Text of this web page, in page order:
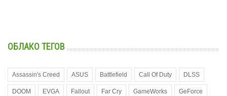
ОБЛАКО ТЕГОВ
Assassin's Creed ASUS Battlefield Call Of Duty DLSS
DOOM EVGA Fallout Far Cry GameWorks GeForce